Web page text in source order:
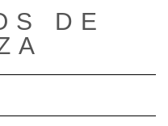
DE
modo de navegación